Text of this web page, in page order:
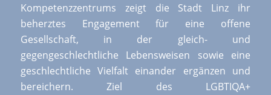
Kompetenzzentrums zeigt die Stadt Linz ihr
beherztes Engagement für eine offene
Gesellschaft, in der gleich- und
gegengeschlechtliche Lebensweisen sowie eine
geschlechtliche Vielfalt einander ergänzen und
bereichern. Ziel des LGBTIQA+